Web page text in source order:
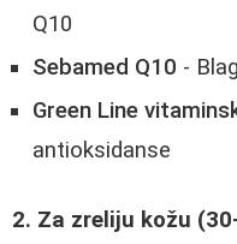
Q10
Sebamed Q10 -
Green Line
antioksidanse
2. Za zreliju kožu